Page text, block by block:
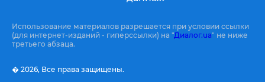
Использование материалов разрешается при условии ссылки
(для интернет-изданий - гиперссылки) на "Диалог.ua" не ниже
третьего абзаца.
� 2026, Все права защищены.